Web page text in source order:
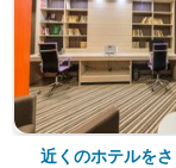
近くのホテルを